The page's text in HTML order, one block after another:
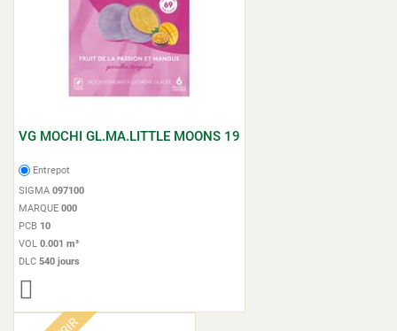
VG MOCHI GL.MA.LITTLE MOONS 19
Entrepot
SIGMA 097100
MARQUE 000
PCB 10
VOL 0.001 m³
DLC 540 jours